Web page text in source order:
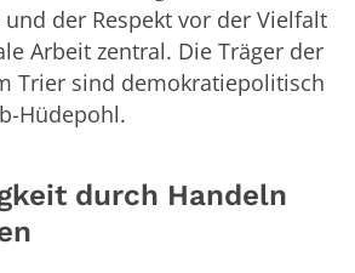
der Respekt vor der Vielfalt
Arbeit zentral. Die Träger der
Trier sind demokratiepolitisch
Hüdepohl.
durch Handeln